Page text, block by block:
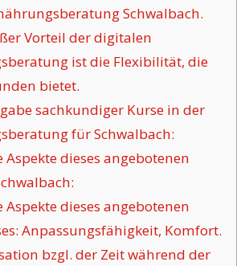
Schwalbach.
Vorteil der digitalen
ist die Flexibilität, die
bietet.
sachkundiger Kurse in der
für Schwalbach:
Aspekte dieses angebotenen
Aspekte dieses angebotenen
Anpassungsfähigkeit, Komfort.
bzgl. der Zeit während der